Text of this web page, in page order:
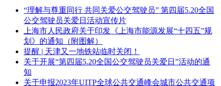
支护、水土保持、林地保护等)、各阶段报审(方案、初步设
计、施工图等);因上盖开发或贡湖湾地铁站点调整引起的场段
方案调整研究。 盖上：车辆段进行上盖开发，盖上盖下应一
体化设计，设计服务范围包括但不限于，车辆段用地范围规划
方案设计、车辆段(含车辆段用地范围内盖上、白地)综合开发
方案设计;支撑本项目实施的片区城市设计配合;上盖平台的设
计服务(包含上盖一、二层平台方案设计配合、初步设计及概
“理解与尊重同行 共同关爱公交驾驶员” 第四届5.20全国
公交驾驶员关爱日活动宣传片
上海市人民政府关于印发《上海市能源发展“十四五”规
划》的通知（附图解）
提醒 | 天津又一地铁站临时关闭！
关于开展“第四届5.20全国公交驾驶员关爱日”活动的通
知
关于申报2023年UITP全球公共交通峰会城市公共交通项